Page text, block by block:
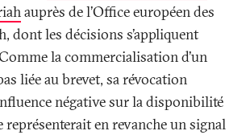
auprès de l’Office européen des
dont les décisions s’appliquent
la commercialisation d’un
liée au brevet, sa révocation
négative sur la disponibilité
en revanche un signal